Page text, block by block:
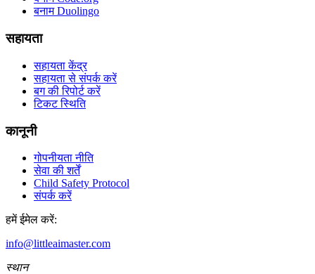
बनाम Duolingo
सहायता
सहायता केंद्र
सहायता से संपर्क करें
बग की रिपोर्ट करें
टिकट स्थिति
कानूनी
गोपनीयता नीति
सेवा की शर्तें
Child Safety Protocol
संपर्क करें
हमें ईमेल करें:
info@littleaimaster.com
स्थान